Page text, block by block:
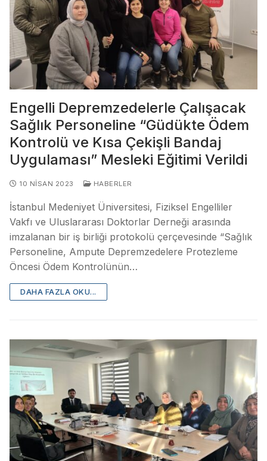
Engelli Depremzedelerle Çalışacak
Sağlık Personeline “Güdükte Ödem
Kontrolü ve Kısa Çekişli Bandaj
Uygulaması” Mesleki Eğitimi Verildi
10 NISAN 2023 HABERLER
İstanbul Medeniyet Üniversitesi, Fiziksel Engelliler
Vakfı ve Uluslararası Doktorlar Derneği arasında
imzalanan bir iş birliği protokolü çerçevesinde “Sağlık
Personeline, Ampute Depremzedelere Protezleme
Öncesi Ödem Kontrolünün…
DAHA FAZLA OKU...